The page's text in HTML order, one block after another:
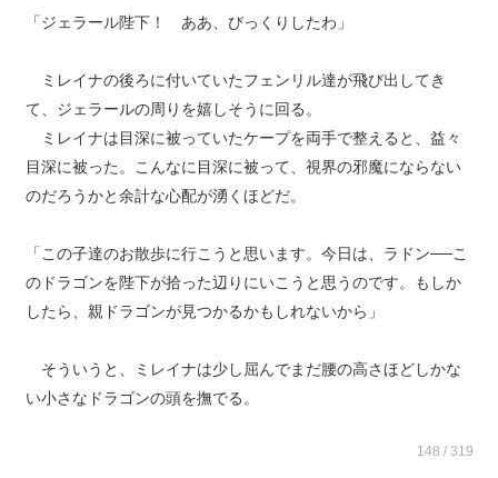
「ジェラール陛下！ ああ、びっくりしたわ」
ミレイナの後ろに付いていたフェンリル達が飛び出してき
て、ジェラールの周りを嬉しそうに回る。
ミレイナは目深に被っていたケープを両手で整えると、益々
目深に被った。こんなに目深に被って、視界の邪魔にならない
のだろうかと余計な心配が湧くほどだ。
「この子達のお散歩に行こうと思います。今日は、ラドン──こ
のドラゴンを陛下が拾った辺りにいこうと思うのです。もしか
したら、親ドラゴンが見つかるかもしれないから」
そういうと、ミレイナは少し屈んでまだ腰の高さほどしかな
い小さなドラゴンの頭を撫でる。
148 / 319